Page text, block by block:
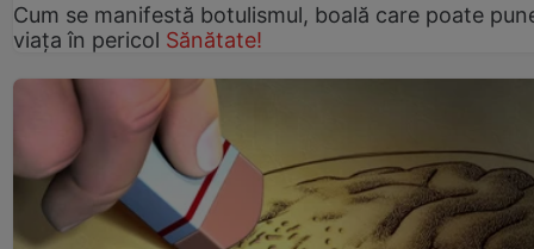
Cum se manifestă botulismul, boală care poate
viaţa în pericol Sănătate!